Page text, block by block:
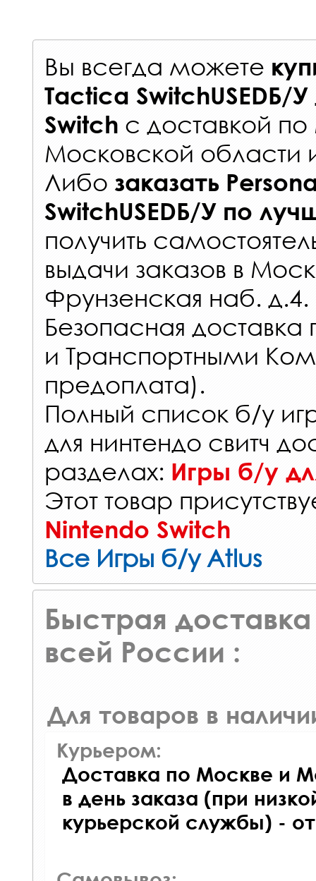
Вы всегда можете
Tactica SwitchUSEDБ/У
Switch с доставкой
Московской области
Либо заказать
SwitchUSEDБ/У по
получить
выдачи заказов в
Фрунзенская наб. д.4.
Безопасная
и Транспортными
предоплата).
Полный список б/у
для нинтендо свитч
разделах: Игры б/у
Этот товар
Nintendo Switch
Все Игры б/у Atlus
Быстрая доставка
всей России :
Для товаров в
Курьером:
Доставка по Москве и
в день заказа (при
курьерской службы) -